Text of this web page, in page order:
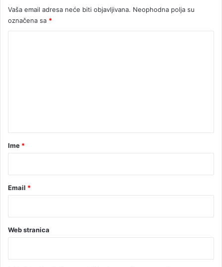
D
E
O
Vaša email adresa neće biti objavljivana. Neophodna polja su
označena sa *
rIme *
Email *
Web stranica